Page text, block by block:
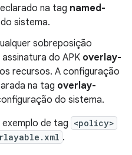
na tag named-
sistema.
sobreposição
do APK overlay-
recursos. A configuração
na tag overlay-
do sistema.
de tag <policy>
.